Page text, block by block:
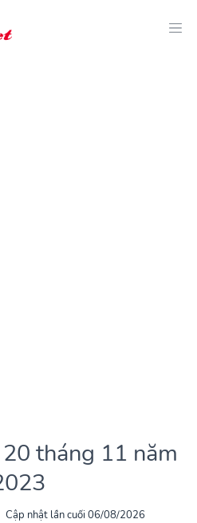
tháng 11 năm
Cập nhật lần cuối 06/08/2026